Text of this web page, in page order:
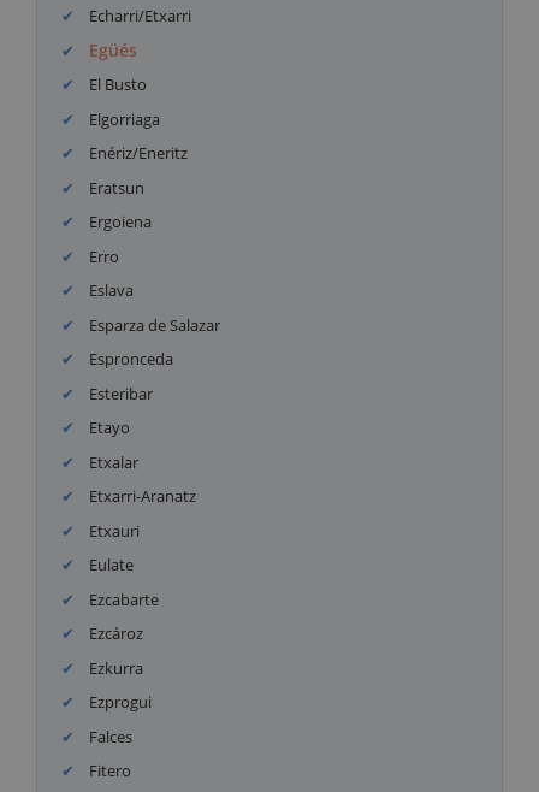
Echarri/Etxarri
Egüés
El Busto
Elgorriaga
Enériz/Eneritz
Eratsun
Ergoiena
Erro
Eslava
Esparza de Salazar
Espronceda
Esteribar
Etayo
Etxalar
Etxarri-Aranatz
Etxauri
Eulate
Ezcabarte
Ezcároz
Ezkurra
Ezprogui
Falces
Fitero